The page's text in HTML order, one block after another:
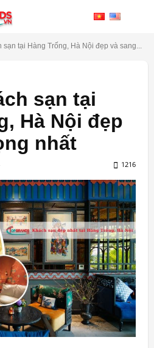
sạn tại Hàng Trống, Hà Nội đẹp và sang...
sạn tại
Hà Nội đẹp
nhất
1216